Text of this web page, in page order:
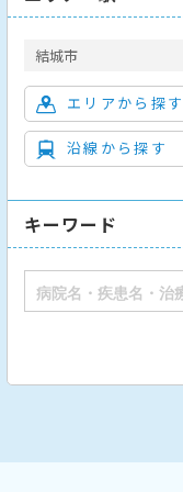
結城市
エリアから探す
沿線から探す
キーワード